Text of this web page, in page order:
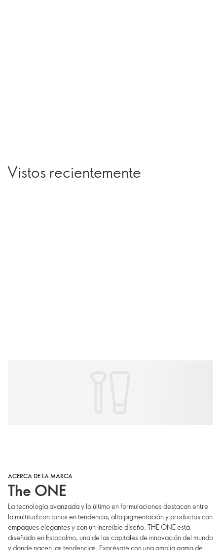
Vistos recientemente
ACERCA DE LA MARCA
The ONE
La tecnología avanzada y lo último en formulaciones destacan entre
la multitud con tonos en tendencia, alta pigmentación y productos con
empaques elegantes y con un increíble diseño. THE ONE está
diseñado en Estocolmo, una de las capitales de innovación del mundo
y donde nacen las tendencias. Exprésate con una amplia gama de